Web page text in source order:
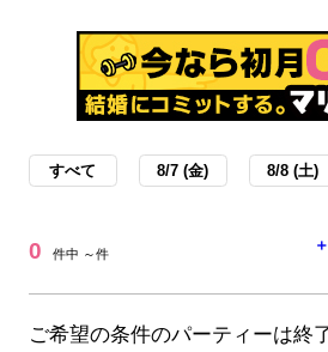
すべて 8/7 (金) 8/8 (土)
0 件中 ～件
ご希望の条件のパーティーは終